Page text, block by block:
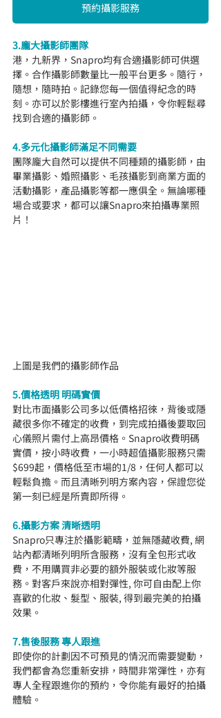
預約攝影服務
3.龐大攝影師團隊
港，九新界，Snapro均有合適攝影師可供選
擇。合作攝影師數量比一般平台更多。隨行，
隨想，隨時拍。記錄您每一個值得紀念的時
刻。亦可以於影樓進行室內拍攝，令你輕鬆尋
找到合適的攝影師。
4.多元化攝影師滿足不同需要
團隊龐大自然可以提供不同種類的攝影師，由
畢業攝影、婚照攝影、毛孩攝影到商業方面的
活動攝影，產品攝影等都一應俱全。無論哪種
場合或要求，都可以讓Snapro來拍攝專業照
片！
上圖是我們的攝影師作品
5.價格透明 明碼實價
對比市面攝影公司多以低價格招徠，背後或隱
藏很多你不確定的收費，到完成拍攝後要取回
心儀照片需付上高昂價格。Snapro收費明碼
實價，按小時收費，一小時超值攝影服務只需
$699起，價格低至市場的1/8，任何人都可以
輕鬆負擔。而且清晰列明方案內容，保證您從
第一刻已經是所賣即所得。
6.攝影方案 清晰透明
Snapro只專注於攝影範疇，並無隱藏收費, 網
站內都清晰列明所含服務，沒有全包形式收
費，不用購買非必要的額外服裝或化妝等服
務。對客戶來說亦相對彈性, 你可自由配上你
喜歡的化妝、髮型、服裝, 得到最完美的拍攝
效果。
7.售後服務 專人跟進
即使你的計劃因不可預見的情況而需要變動，
我們都會為您重新安排，時間非常彈性，亦有
專人全程跟進你的預約，令你能有最好的拍攝
體驗。